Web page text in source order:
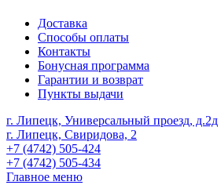
Доставка
Способы оплаты
Контакты
Бонусная программа
Гарантии и возврат
Пункты выдачи
г. Липецк, Универсальный проезд, д.2д
г. Липецк, Свиридова, 2
+7 (4742) 505-424
+7 (4742) 505-434
Главное меню